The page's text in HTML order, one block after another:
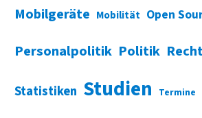
Mobilgeräte Mobilität Open
Personalpolitik Politik
Statistiken Studien Termine